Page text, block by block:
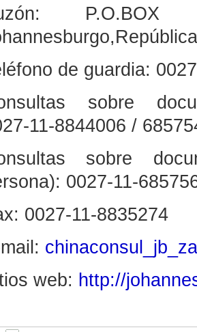
P.O.BOX
de guardia:
sobre
11-8844006 /
sobre
0027-11-
0027-11-8835274
web: http://